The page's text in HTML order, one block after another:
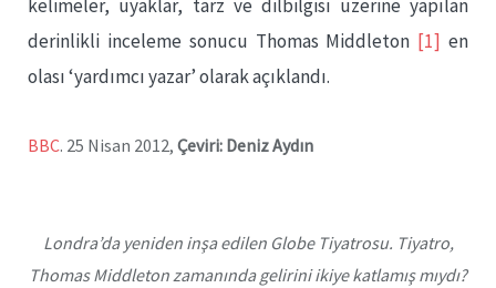
kelimeler, uyaklar, tarz ve dilbilgisi üzerine yapılan
derinlikli inceleme sonucu Thomas Middleton [1] en
olası ‘yardımcı yazar’ olarak açıklandı.
BBC. 25 Nisan 2012, Çeviri: Deniz Aydın
Londra’da yeniden inşa edilen Globe Tiyatrosu. Tiyatro,
Thomas Middleton zamanında gelirini ikiye katlamış mıydı?